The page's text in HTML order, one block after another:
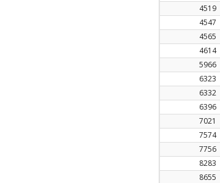
4519
4547
4565
4614
5966
6323
6332
6396
7021
7574
7756
8283
8655